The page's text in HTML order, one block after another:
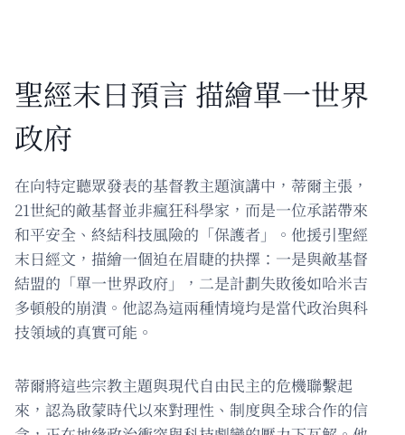
聖經末日預言 描繪單一世界
政府
在向特定聽眾發表的基督教主題演講中，蒂爾主張，
21世紀的敵基督並非瘋狂科學家，而是一位承諾帶來
和平安全、終結科技風險的「保護者」。他援引聖經
末日經文，描繪一個迫在眉睫的抉擇：一是與敵基督
結盟的「單一世界政府」，二是計劃失敗後如哈米吉
多頓般的崩潰。他認為這兩種情境均是當代政治與科
技領域的真實可能。
蒂爾將這些宗教主題與現代自由民主的危機聯繫起
來，認為啟蒙時代以來對理性、制度與全球合作的信